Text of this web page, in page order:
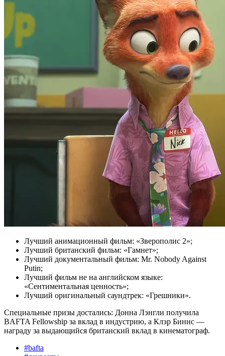
Лучший анимационный фильм: «Зверополис 2»;
Лучший британский фильм: «Гамнет»;
Лучший документальный фильм: Mr. Nobody Against
Putin;
Лучший фильм не на английском языке:
«Сентиментальная ценность»;
Лучший оригинальный саундтрек: «Грешники».
Специальные призы достались: Донна Лэнгли получила
BAFTA Fellowship за вклад в индустрию, а Клэр Биннс —
награду за выдающийся британский вклад в кинематограф.
#bafta